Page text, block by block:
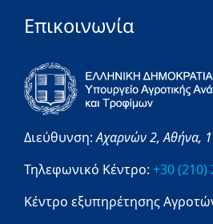
Επικοινωνία
Διεύθυνση:Αχαρνών 2,Αθήνα,
Τηλεφωνικό Κέντρο: +30 (210)
Κέντρο εξυπηρέτησης